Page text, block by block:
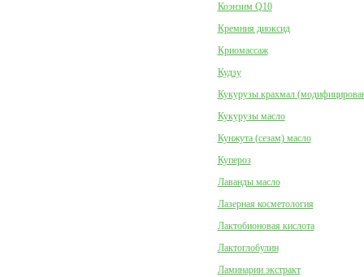
Коэнзим Q10
Кремния диоксид
Криомассаж
Кудзу
Кукурузы крахмал
Кукурузы масло
Кунжута (сезам) масло
Купероз
Лаванды масло
Лазерная косметология
Лактобионовая кислота
Лактоглобулин
Ламинарии экстракт